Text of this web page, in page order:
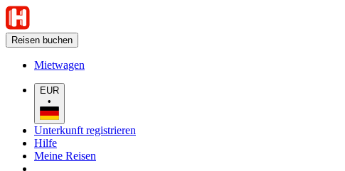
Reisen buchen
Mietwagen
EUR
•
Unterkunft registrieren
Hilfe
Meine Reisen